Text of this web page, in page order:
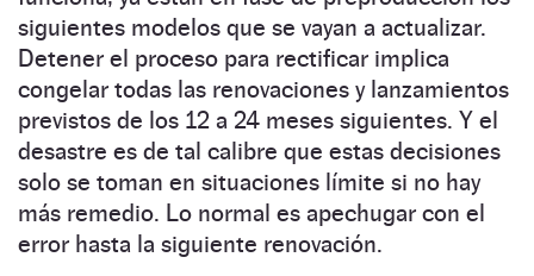
siguientes modelos que se vayan a actualizar.
Detener el proceso para rectificar implica
congelar todas las renovaciones y lanzamientos
previstos de los 12 a 24 meses siguientes. Y el
desastre es de tal calibre que estas decisiones
solo se toman en situaciones límite si no hay
más remedio. Lo normal es apechugar con el
error hasta la siguiente renovación.